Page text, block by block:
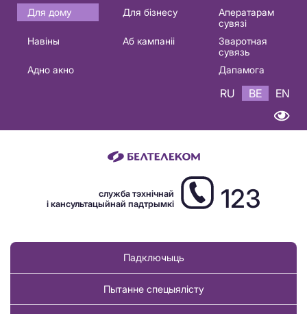
Основная
навигация
Для дому Для бізнесу
Аператарам
сувязі
Навіны
Аб кампаніі
Зваротная
сувязь
Адно акно
Дапамога
RU BE EN
служба тэхнічнай
і кансультацыйнай падтрымкі
123
Падключыць
Пытанне спецыялісту